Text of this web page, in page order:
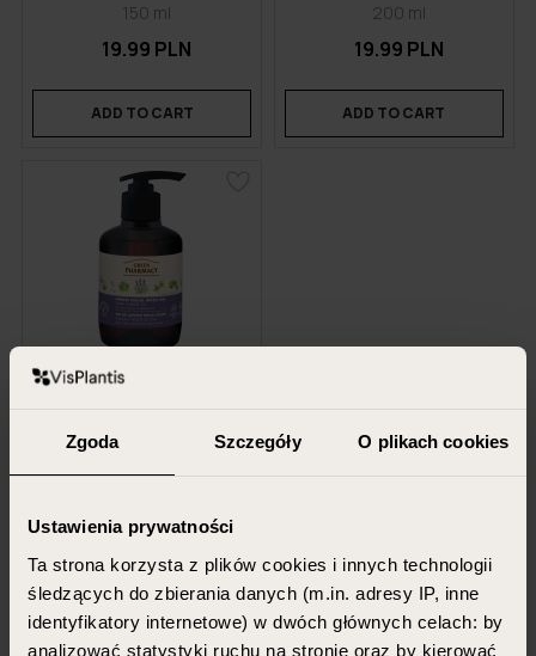
Zgoda Szczegóły O plikach cookies
Ustawienia prywatności
Ta strona korzysta z plików cookies i innych technologii
śledzących do zbierania danych (m.in. adresy IP, inne
identyfikatory internetowe) w dwóch głównych celach: by
analizować statystyki ruchu na stronie oraz by kierować
150 ml
19.99 PLN
ADD TO CART
200 ml
19.99 PLN
ADD TO CART
GREEN PHARMACY
Gentle facial wash gel for skin
13.49 PLN
ADD TO CART